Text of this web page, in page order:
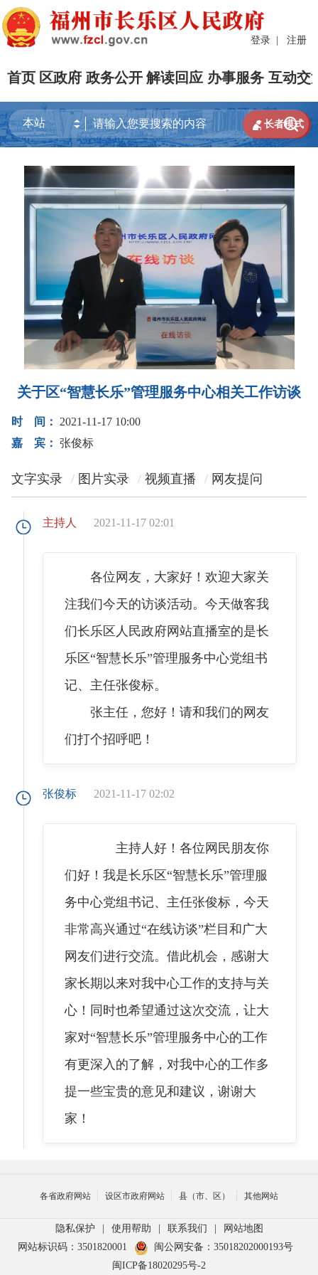
登录 | 注册
首页 区政府 政务公开 解读回应 办事服务 互动交

 长者模式
关于区“智慧长乐”管理服务中心相关工作访谈
时 间：
2021-11-17 10:00
嘉 宾： 张俊标
文字实录 图片实录 视频直播 网友提问
主持人 2021-11-17 02:01
各位网友，大家好！欢迎大家关
注我们今天的访谈活动。今天做客我
们长乐区人民政府网站直播室的是长
乐区“智慧长乐”管理服务中心党组书
记、主任张俊标。
张主任，您好！请和我们的网友
们打个招呼吧！
张俊标 2021-11-17 02:02
主持人好！各位网民朋友你
们好！我是长乐区“智慧长乐”管理服
务中心党组书记、主任张俊标，今天
非常高兴通过“在线访谈”栏目和广大
网友们进行交流。借此机会，感谢大
家长期以来对我中心工作的支持与关
心！同时也希望通过这次交流，让大
家对“智慧长乐”管理服务中心的工作
有更深入的了解，对我中心的工作多
提一些宝贵的意见和建议，谢谢大
家！
谢谢张主任。2015年长乐
区“智慧长乐”管理服务中心正式成
各省政府网站 设区市政府网站 县（市、区） 其他网站
隐私保护 使用帮助 联系我们
网站地图
网站标识码：3501820001
闽公网安备：35018202000193号
闽ICP备18020295号-2